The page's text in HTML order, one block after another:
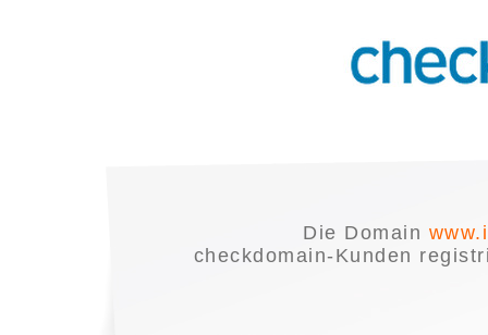
Die Domain
checkdomain-Kunden